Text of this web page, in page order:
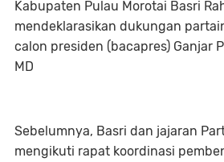
Kabupaten Pulau Morotai Basri
mendeklarasikan dukungan
calon presiden (bacapres) Ganjar
MD
Sebelumnya, Basri dan jajaran
mengikuti rapat koordinasi